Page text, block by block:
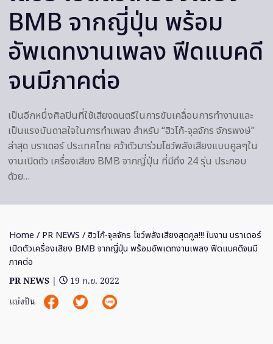
BMB จากญี่ปุ่น พร้อม
อัพเดทงานเพลง ฟีดแบคดี
จนมีภาคต่อ
เป็นอีกหนึ่งศิลปินที่ใช้เสียงดนตรีในการขับเคลื่อนการทำงานและ
เป็นแรงบันดาลใจในการทำเพลง สำหรับ “ฮิวโก้-จุลจักร จักรพงษ์”
ล่าสุด บราเดอร์ ประเทศไทย คว้าตัวมาร่วมโชว์พลังเสียงแบบคูลๆใน
งานเปิดตัว เครื่องเสียง BMB จากญี่ปุ่น ที่มีถึง 24 รุ่น ประกอบ
ด้วย…
Home / PR NEWS / ฮิวโก้-จุลจักร โชว์พลังเสียงสุดคูล!!! ในงาน บราเดอร์
เปิดตัวเครื่องเสียง BMB จากญี่ปุ่น พร้อมอัพเดทงานเพลง ฟีดแบคดีจนมี
ภาคต่อ
PR NEWS |
19 ก.ย. 2022
แบ่งปัน